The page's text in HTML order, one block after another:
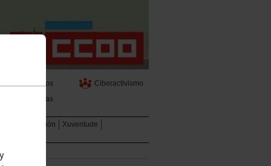
Servizos
Ciberactivismo
Informas
Formación
Xuventude